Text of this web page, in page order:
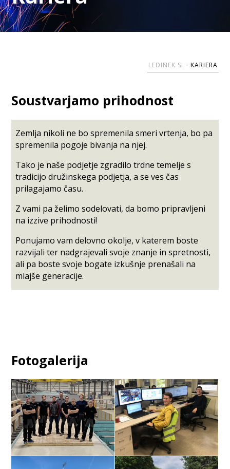
LEDINEK SI KARIERA
Soustvarjamo prihodnost
Zemlja nikoli ne bo spremenila smeri vrtenja, bo pa
spremenila pogoje bivanja na njej.
Tako je naše podjetje zgradilo trdne temelje s
tradicijo družinskega podjetja, a se ves čas
prilagajamo času.
Z vami pa želimo sodelovati, da bomo pripravljeni
na izzive prihodnosti!
Ponujamo vam delovno okolje, v katerem boste
razvijali ter nadgrajevali svoje znanje in spretnosti,
ali pa boste svoje bogate izkušnje prenašali na
mlajše generacije.
Fotogalerija